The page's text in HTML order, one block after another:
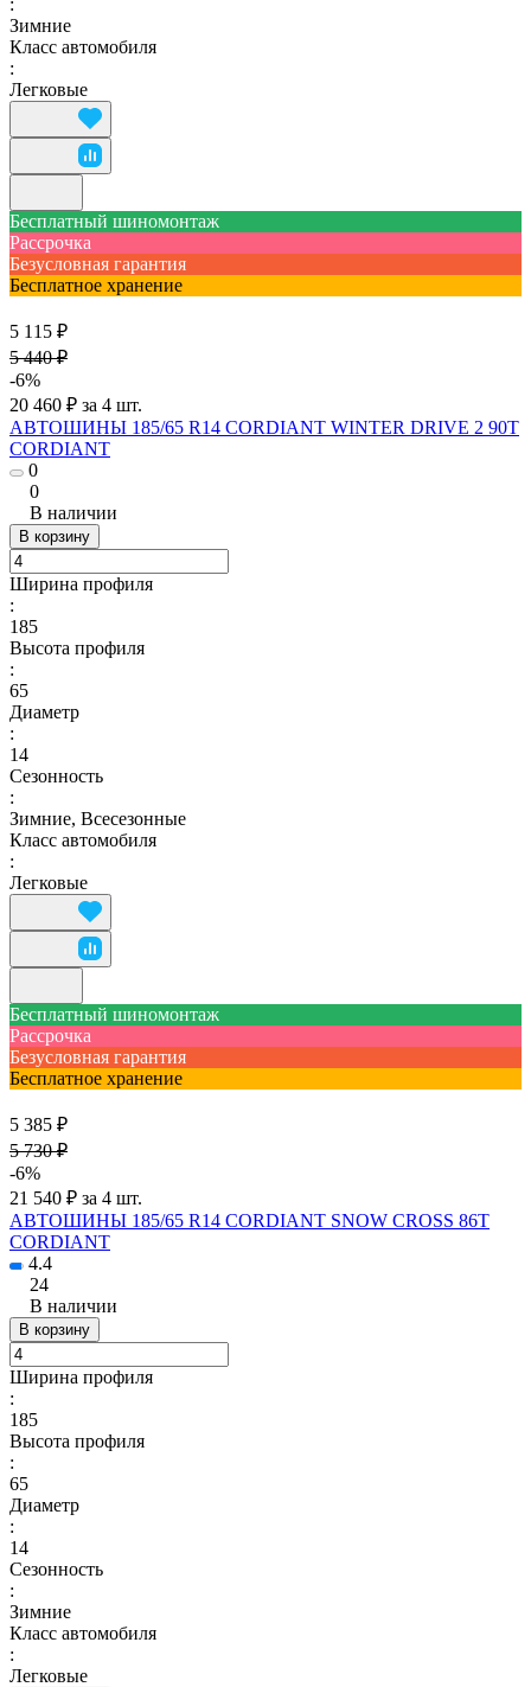
Зимние
Класс автомобиля
:
Легковые
Бесплатный шиномонтаж
Рассрочка
Безусловная гарантия
Бесплатное хранение
5 115 ₽
5 440 ₽
-6%
20 460 ₽ за 4 шт.
АВТОШИНЫ 185/65 R14 CORDIANT WINTER DRIVE 2 90T
CORDIANT
0
0
В наличии
В корзину
Ширина профиля
:
185
Высота профиля
:
65
Диаметр
:
14
Сезонность
:
Зимние, Всесезонные
Класс автомобиля
:
Легковые
Бесплатный шиномонтаж
Рассрочка
Безусловная гарантия
Бесплатное хранение
5 385 ₽
5 730 ₽
-6%
21 540 ₽ за 4 шт.
АВТОШИНЫ 185/65 R14 CORDIANT SNOW CROSS 86T
CORDIANT
4.4
24
В наличии
В корзину
Ширина профиля
:
185
Высота профиля
:
65
Диаметр
:
14
Сезонность
:
Зимние
Класс автомобиля
:
Легковые